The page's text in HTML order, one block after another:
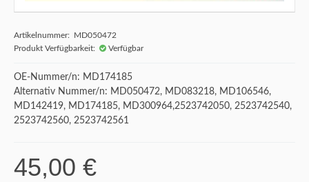
Artikelnummer: MD050472
Produkt Verfügbarkeit:
Verfügbar
OE-Nummer/n: MD174185
Alternativ Nummer/n: MD050472, MD083218, MD106546,
MD142419, MD174185, MD300964,2523742050, 2523742540,
2523742560, 2523742561
45,00 €